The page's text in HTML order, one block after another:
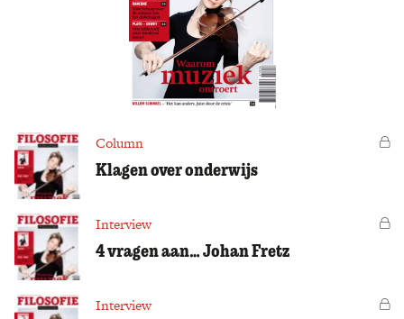
Column
Klagen over onderwijs
Interview
4 vragen aan… Johan Fretz
Interview